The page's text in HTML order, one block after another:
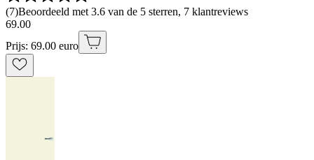
(7)Beoordeeld met 3.6 van de 5 sterren, 7 klantreviews
69.00
Prijs: 69.00 euro